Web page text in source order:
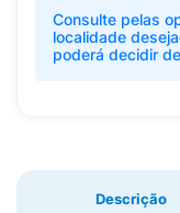
Consulte pelas
localidade
poderá decidir
Descrição